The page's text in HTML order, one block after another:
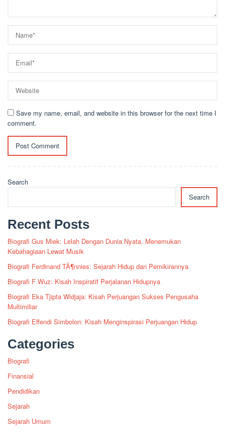
Save my name, email, and website in this browser for the next time I
comment.
Search
Search
Recent Posts
Biografi Gus Miek: Lelah Dengan Dunia Nyata, Menemukan
Kebahagiaan Lewat Musik
Biografi Ferdinand TÃ¶nnies: Sejarah Hidup dan Pemikirannya
Biografi F Wuz: Kisah Inspiratif Perjalanan Hidupnya
Biografi Eka Tjipta Widjaja: Kisah Perjuangan Sukses Pengusaha
Multimiliar
Biografi Effendi Simbolon: Kisah Menginspirasi Perjuangan Hidup
Categories
Biografi
Finansial
Pendidikan
Sejarah
Sejarah Umum